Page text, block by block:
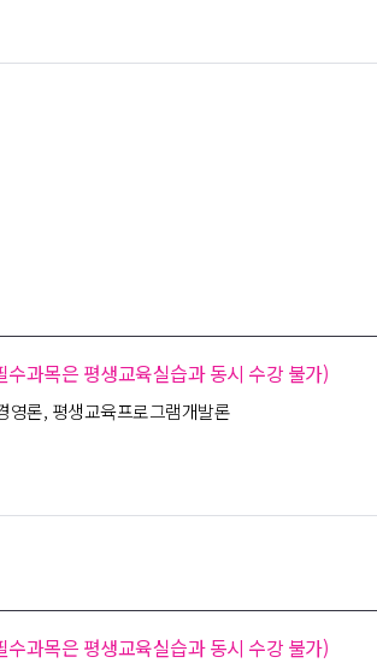
수과목은 평생교육실습과 동시 수강 불가)
영론, 평생교육프로그램개발론
수과목은 평생교육실습과 동시 수강 불가)